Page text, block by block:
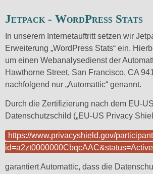
Jetpack - WordPress Stats
In unserem Internetauftritt setzen wir
Erweiterung „WordPress Stats“ ein.
um einen Webanalysedienst der
Hawthorne Street, San Francisco, CA
nachfolgend nur „Automattic“ genannt.
Durch die Zertifizierung nach dem EU-
Datenschutzschild („EU-US Privacy
https://www.privacyshield.gov/
id=a2zt0000000CbqcAAC&status=Active
garantiert Automattic, dass die